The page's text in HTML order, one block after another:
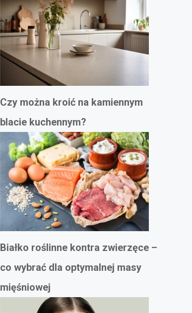
Czy można kroić na kamiennym
blacie kuchennym?
Białko roślinne kontra zwierzęce –
co wybrać dla optymalnej masy
mięśniowej